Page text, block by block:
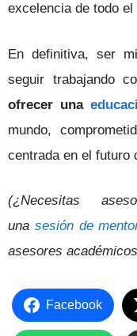
excelencia de todo el
En definitiva, ser
seguir trabajando
ofrecer una
mundo,
centrada en el futuro
(¿Necesitas
una sesión de
asesores
Facebook